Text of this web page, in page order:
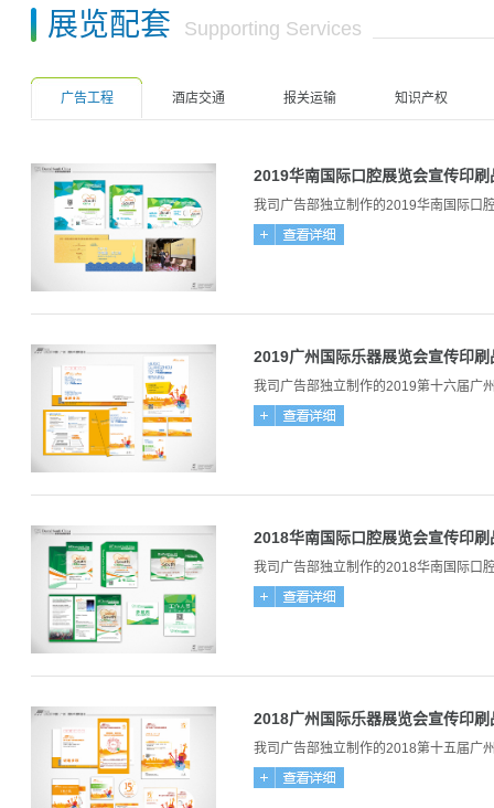
展览配套 Supporting Services
广告工程 酒店交通 报关运输 知识产权
2019华南国际口腔展览会宣传印刷
我司广告部独立制作的2019华南国际口
2019广州国际乐器展览会宣传印刷
我司广告部独立制作的2019第十六届广
2018华南国际口腔展览会宣传印刷
我司广告部独立制作的2018华南国际口
2018广州国际乐器展览会宣传印刷
我司广告部独立制作的2018第十五届广